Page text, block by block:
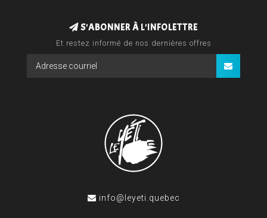
S'ABONNER À L'INFOLETTRE
Et restez informé de nos dernières offres
info@leyeti.quebec